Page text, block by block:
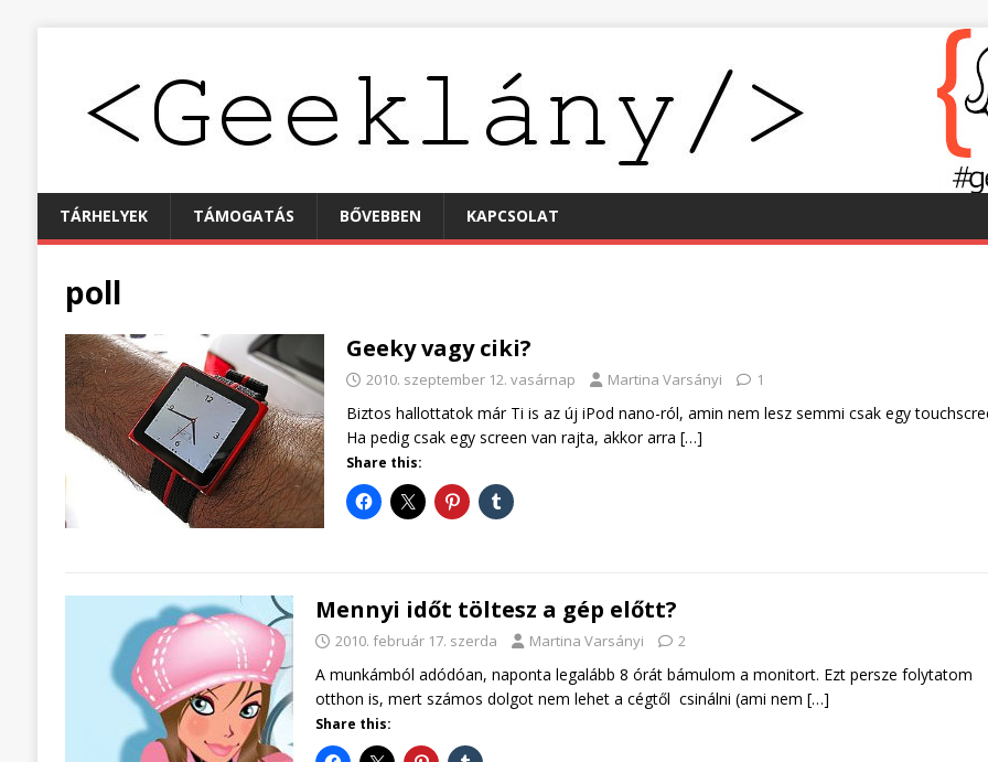
TÁRHELYEK TÁMOGATÁS BŐVEBBEN KAPCSOLAT
poll
Geeky vagy ciki?
2010. szeptember 12. vasárnap Martina Varsányi 1
Biztos hallottatok már Ti is az új iPod nano-ról, amin nem lesz semmi csak egy
Ha pedig csak egy screen van rajta, akkor arra […]
Share this:
Mennyi időt töltesz a gép előtt?
2010. február 17. szerda Martina Varsányi 2
A munkámból adódóan, naponta legalább 8 órát bámulom a monitort. Ezt persze folytatom
otthon is, mert számos dolgot nem lehet a cégtől csinálni (ami nem […]
Share this: